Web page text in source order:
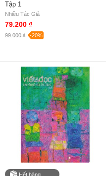
Tập 1
Nhiều Tác Giả
79.200 ₫
99.000 ₫ -20%
Hết hàng